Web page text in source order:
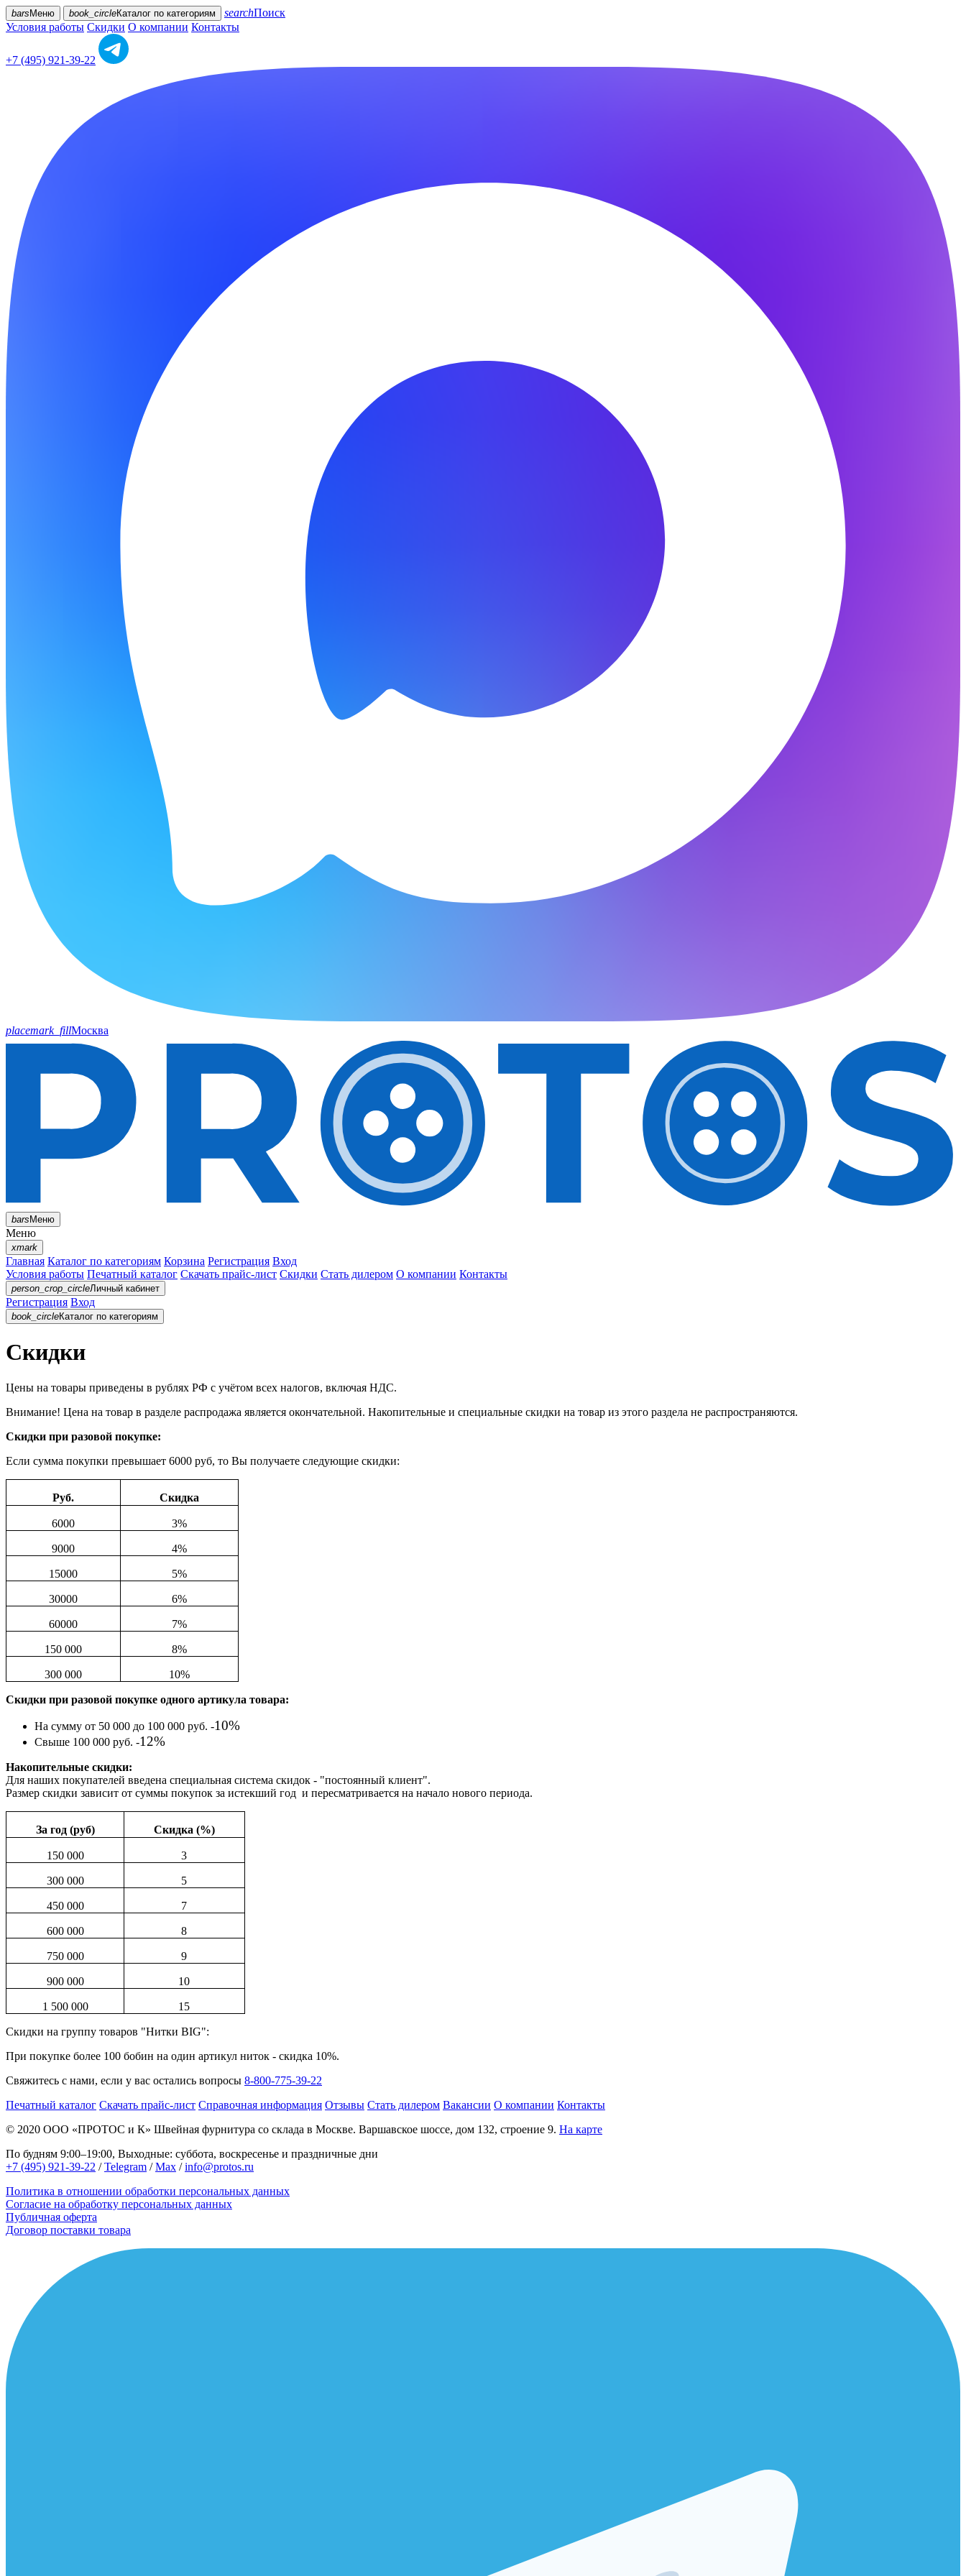
bars Меню book_circleКаталог по категориям searchПоиск
Условия работы Скидки О компании Контакты
+7 (495) 921-39-22
placemark_fillМосква
barsМеню
Меню
xmark
Главная Каталог по категориям Корзина Регистрация Вход
Условия работы Печатный каталог Скачать прайс-лист Скидки Стать дилером О компании Контакты
person_crop_circleЛичный кабинет
Регистрация Вход
book_circleКаталог по категориям
Скидки
Цены на товары приведены в рублях РФ с учётом всех налогов, включая НДС.
Внимание! Цена на товар в разделе распродажа является окончательной. Накопительные и специальные скидки на товар из этого раздела не распространяются.
Скидки при разовой покупке:
Если сумма покупки превышает 6000 руб, то Вы получаете следующие скидки:
Руб. Скидка
6000 3%
9000 4%
15000 5%
30000 6%
60000 7%
150 000 8%
300 000 10%
Скидки при разовой покупке одного артикула товара:
На сумму от 50 000 до 100 000 руб. -10%
Свыше 100 000 руб. -12%
Накопительные скидки:
Для наших покупателей введена специальная система скидок - "постоянный клиент".
Размер скидки зависит от суммы покупок за истекший год и пересматривается на начало нового периода.
За год (руб) Скидка (%)
150 000 3
300 000 5
450 000 7
600 000 8
750 000 9
900 000 10
1 500 000 15
Скидки на группу товаров "Нитки BIG":
При покупке более 100 бобин на один артикул ниток - скидка 10%.
Свяжитесь с нами, если у вас остались вопросы 8-800-775-39-22
Печатный каталог Скачать прайс-лист Справочная информация Отзывы Стать дилером Вакансии О компании Контакты
© 2020 ООО «ПРОТОС и К» Швейная фурнитура со склада в Москве. Варшавское шоссе, дом 132, строение 9. На карте
По будням 9:00–19:00, Выходные: суббота, воскресенье и праздничные дни
+7 (495) 921-39-22 /Telegram /Max /info@protos.ru
Политика в отношении обработки персональных данных
Согласие на обработку персональных данных
Публичная оферта
Договор поставки товара